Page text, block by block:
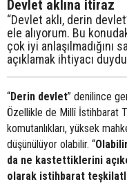
Devlet aklına itiraz
“Devlet aklı, derin
ele alıyorum. Bu
çok iyi anlaşılmadığını
açıklamak ihtiyacı
“Derin devlet” denilince
Özellikle de Millî İstihbarat
komutanlıkları, yüksek
düşünülüyor olabilir. “Olabilir
da ne kastettiklerini
olarak istihbarat